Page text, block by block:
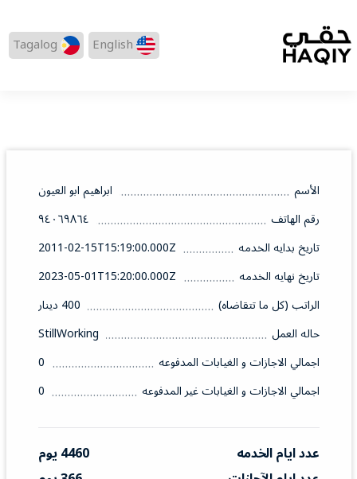
English
Tagalog
الأسم
ابراهيم ابو العيون
رقم الهاتف
٩٤٠٦٩٨٦٤
تاريخ بدايه الخدمه
2011-02-15T15:19:00.000Z
تاريخ نهايه الخدمه
2023-05-01T15:20:00.000Z
الراتب (كل ما تتقاضاه)
400 دينار
حاله العمل
StillWorking
اجمالي الاجازات و الغيابات المدفوعه
0
اجمالي الاجازات و الغيابات غير المدفوعه
0
عدد ايام الخدمه
4460 يوم